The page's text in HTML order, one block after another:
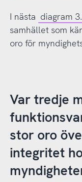
I nästa diagram
samhället som
oro för
Var tredje
stor oro
integritet